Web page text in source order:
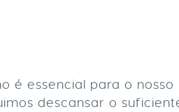
é essencial para o
descansar o